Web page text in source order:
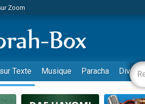
Zoom
Rivka, 6 enfants, victime de violences...
Journée de Vacances Pour les Enfants
Texte Musique Paracha